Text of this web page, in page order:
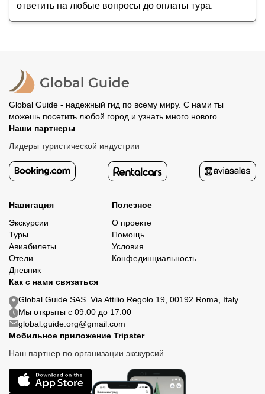
ответить на любые вопросы до оплаты тура.
Global Guide - надежный гид по всему миру. С нами ты
можешь посетить любой город и узнать много нового.
Наши партнеры
Лидеры туристической индустрии
Навигация
Экскурсии
Туры
Авиабилеты
Отели
Дневник
Полезное
О проекте
Помощь
Условия
Конфединциальность
Как с нами связаться
Global Guide SAS. Via Attilio Regolo 19, 00192 Roma, Italy
Мы открыты с 09:00 до 17:00
global.guide.org@gmail.com
Мобильное приложение Tripster
Наш партнер по организации экскурсий